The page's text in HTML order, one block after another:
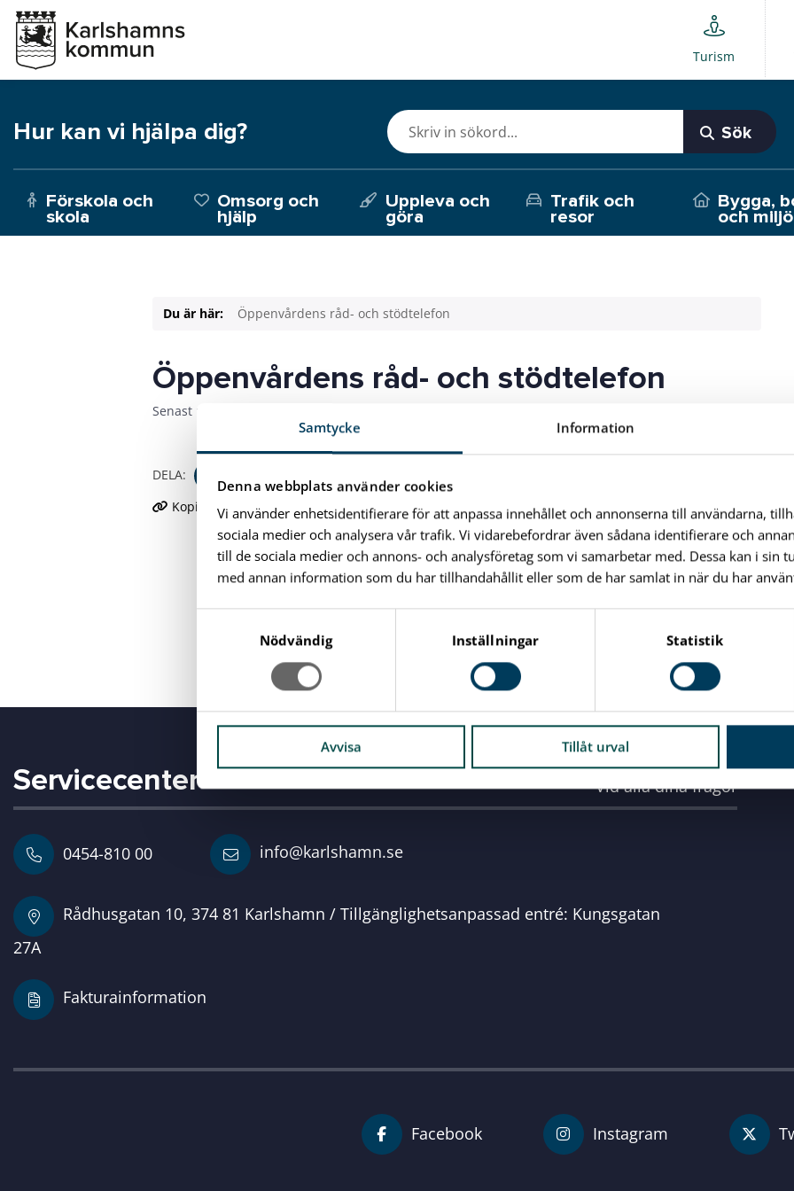
Samtycke Information
Denna webbplats använder cookies
Vi använder enhetsidentifierare för att anpassa innehållet och annonserna till användarna,
sociala medier och analysera vår trafik. Vi vidarebefordrar även sådana identifierare och
till de sociala medier och annons- och analysföretag som vi samarbetar med. Dessa kan i sin
med annan information som du har tillhandahållit eller som de har samlat in när du har
y
s
v
Nödvändig Inställningar Statistik
Avvisa Tillåt urval
Turism
Hur kan vi hjälpa dig? Sök
Förskola och
skola
Omsorg och
hjälp
Uppleva och
göra
Trafik och
resor
Bygga,
och miljö
Du är här: Öppenvårdens råd- och stödtelefon
Öppenvårdens råd- och stödtelefon
Senast uppdaterad: 2026-06-01
DELA:
Kopiera länk
Skriv ut sidan
Servicecenter Vid alla dina frågor
0454-810 00 info@karlshamn.se
Rådhusgatan 10, 374 81 Karlshamn / Tillgänglighetsanpassad entré: Kungsgatan
27A
Fakturainformation
Facebook Instagram